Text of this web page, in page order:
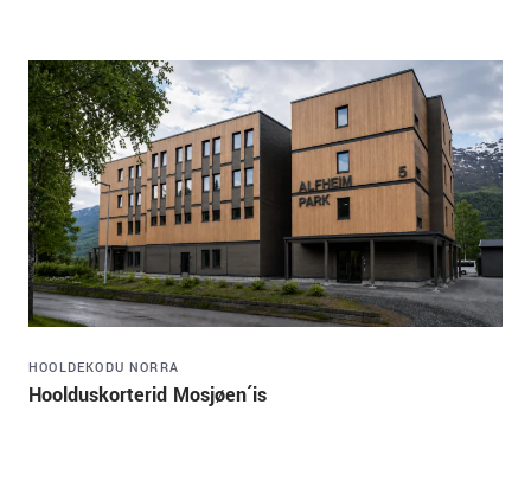
HOOLDEKODU NORRA
Hoolduskorterid Mosjøen´is